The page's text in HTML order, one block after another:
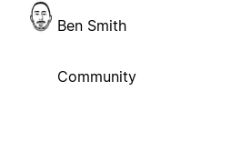
Ben Smith
Community